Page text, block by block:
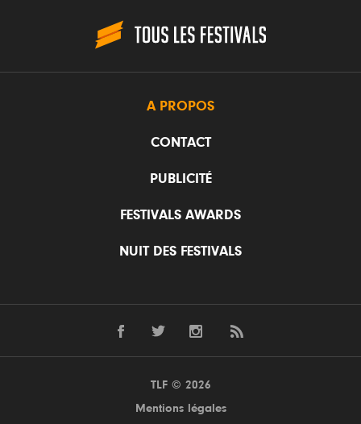
A PROPOS
CONTACT
PUBLICITÉ
FESTIVALS AWARDS
NUIT DES FESTIVALS
TLF © 2026
Mentions légales